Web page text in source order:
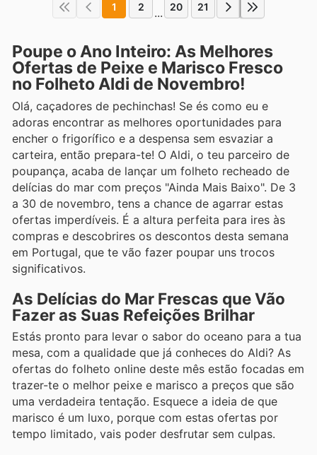
1 2 ... 20 21
Poupe o Ano Inteiro: As Melhores
Ofertas de Peixe e Marisco Fresco
no Folheto Aldi de Novembro!
Olá, caçadores de pechinchas! Se és como eu e
adoras encontrar as melhores oportunidades para
encher o frigorífico e a despensa sem esvaziar a
carteira, então prepara-te! O Aldi, o teu parceiro de
poupança, acaba de lançar um folheto recheado de
delícias do mar com preços "Ainda Mais Baixo". De 3
a 30 de novembro, tens a chance de agarrar estas
ofertas imperdíveis. É a altura perfeita para ires às
compras e descobrires os descontos desta semana
em Portugal, que te vão fazer poupar uns trocos
significativos.
As Delícias do Mar Frescas que Vão
Fazer as Suas Refeições Brilhar
Estás pronto para levar o sabor do oceano para a tua
mesa, com a qualidade que já conheces do Aldi? As
ofertas do folheto online deste mês estão focadas em
trazer-te o melhor peixe e marisco a preços que são
uma verdadeira tentação. Esquece a ideia de que
marisco é um luxo, porque com estas ofertas por
tempo limitado, vais poder desfrutar sem culpas.